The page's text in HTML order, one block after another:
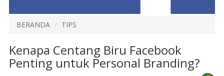
BERANDA TIPS
Kenapa Centang Biru Facebook
Penting untuk Personal Branding?